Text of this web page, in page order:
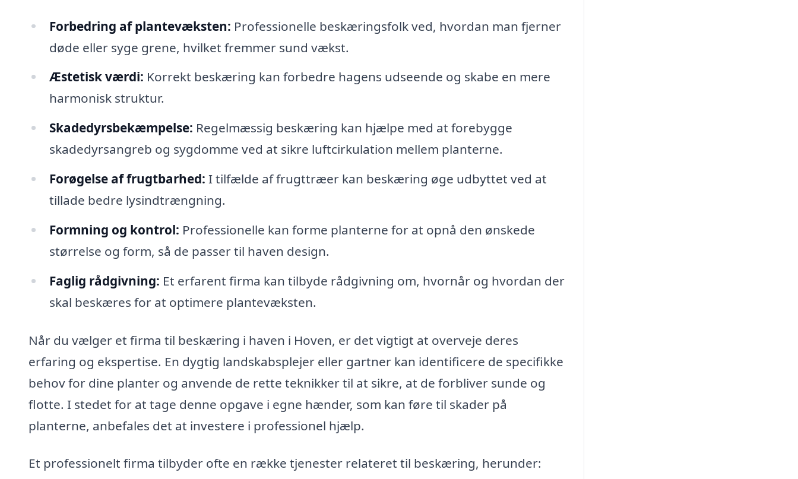
Forbedring af plantevæksten: Professionelle beskæringsfolk ved, hvordan man fjerner
døde eller syge grene, hvilket fremmer sund vækst.
Æstetisk værdi: Korrekt beskæring kan forbedre hagens udseende og skabe en mere
harmonisk struktur.
Skadedyrsbekæmpelse: Regelmæssig beskæring kan hjælpe med at forebygge
skadedyrsangreb og sygdomme ved at sikre luftcirkulation mellem planterne.
Forøgelse af frugtbarhed: I tilfælde af frugttræer kan beskæring øge udbyttet ved at
tillade bedre lysindtrængning.
Formning og kontrol: Professionelle kan forme planterne for at opnå den ønskede
størrelse og form, så de passer til haven design.
Faglig rådgivning: Et erfarent firma kan tilbyde rådgivning om, hvornår og hvordan der
skal beskæres for at optimere plantevæksten.
Når du vælger et firma til beskæring i haven i Hoven, er det vigtigt at overveje deres
erfaring og ekspertise. En dygtig landskabsplejer eller gartner kan identificere de specifikke
behov for dine planter og anvende de rette teknikker til at sikre, at de forbliver sunde og
flotte. I stedet for at tage denne opgave i egne hænder, som kan føre til skader på
planterne, anbefales det at investere i professionel hjælp.
Et professionelt firma tilbyder ofte en række tjenester relateret til beskæring, herunder: